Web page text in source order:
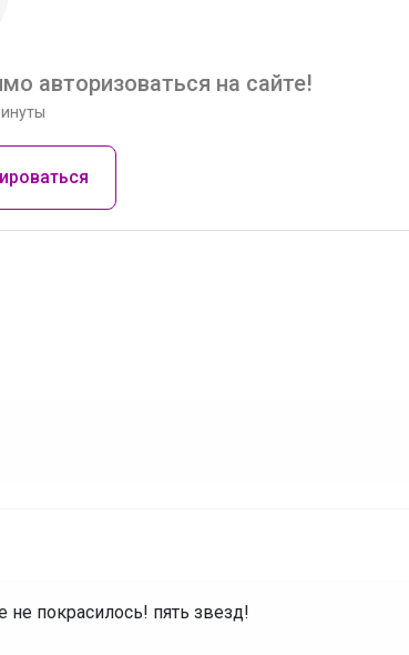
авторизоваться на сайте!
не покрасилось! пять звезд!